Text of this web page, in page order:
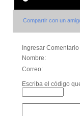
Compartir con un
Ingresar
Nombre:
Correo:
Escriba el código